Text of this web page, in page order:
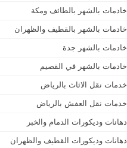
خادمات بالشهر بالطائف ومكة
خادمات بالشهر بالقطيف والظهران
خادمات بالشهر جدة
خادمات بالشهر في القصيم
خدمات نقل الاثاث بالرياض
خدمات نقل العفش بالرياض
دهانات وديكورات الدمام والخبر
دهانات وديكورات القطيف والظهران